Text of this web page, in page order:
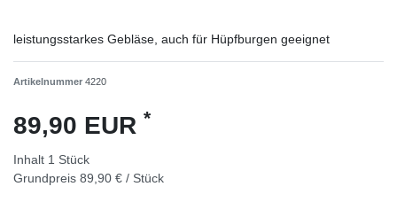
leistungsstarkes Gebläse, auch für Hüpfburgen geeignet
Artikelnummer 4220
89,90 EUR *
Inhalt 1 Stück
Grundpreis 89,90 € / Stück